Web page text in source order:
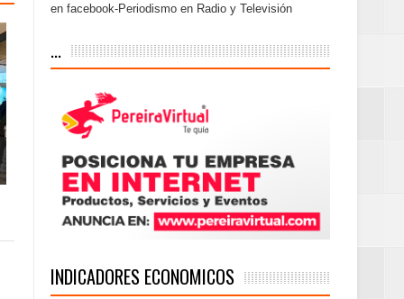
en facebook-Periodismo en Radio y Televisión
...
INDICADORES ECONOMICOS